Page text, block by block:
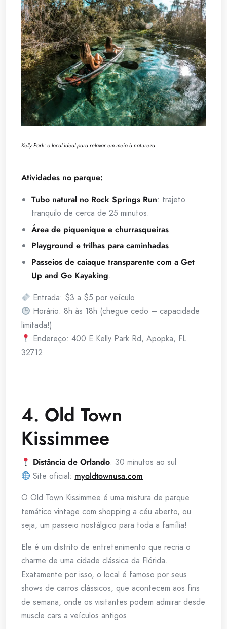
Kelly Park: o local ideal para relaxar em meio à natureza
Atividades no parque:
Tubo natural no Rock Springs Run: trajeto
tranquilo de cerca de 25 minutos.
Área de piquenique e churrasqueiras.
Playground e trilhas para caminhadas.
Passeios de caiaque transparente com a Get
Up and Go Kayaking.
Entrada: $3 a $5 por veículo
Horário: 8h às 18h (chegue cedo – capacidade
limitada!)
Endereço: 400 E Kelly Park Rd, Apopka, FL
32712
4. Old Town
Kissimmee
Distância de Orlando: 30 minutos ao sul
Site oficial: myoldtownusa.com
O Old Town Kissimmee é uma mistura de parque
temático vintage com shopping a céu aberto, ou
seja, um passeio nostálgico para toda a família!
Ele é um distrito de entretenimento que recria o
charme de uma cidade clássica da Flórida.
Exatamente por isso, o local é famoso por seus
shows de carros clássicos, que acontecem aos fins
de semana, onde os visitantes podem admirar desde
muscle cars a veículos antigos.